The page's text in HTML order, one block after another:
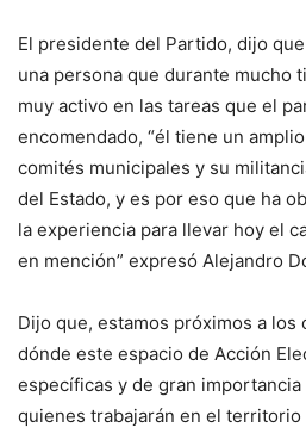
El presidente del Partido, dijo
una persona que durante mucho
muy activo en las tareas que el
encomendado, “él tiene un
comités municipales y su
del Estado, y es por eso que ha
la experiencia para llevar hoy el
en mención” expresó Alejandro
Dijo que, estamos próximos a
dónde este espacio de Acción
específicas y de gran importancia
quienes trabajarán en el